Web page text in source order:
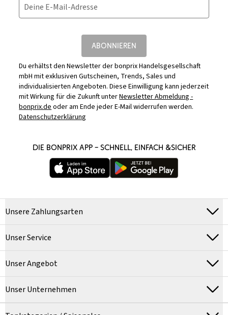
Deine E-Mail-Adresse
ABONNIEREN
Du erhältst den Newsletter der bonprix Handelsgesellschaft
mbH mit exklusiven Gutscheinen, Trends, Sales und
individualisierten Angeboten. Diese Einwilligung kann jederzeit
mit Wirkung für die Zukunft unterNewsletter Abmeldung -
bonprix.deoder am Ende jeder E-Mail widerrufen werden.
Datenschutzerklärung
DIE BONPRIX APP – SCHNELL, EINFACH &SICHER
Unsere Zahlungsarten
Unser Service
Unser Angebot
Unser Unternehmen